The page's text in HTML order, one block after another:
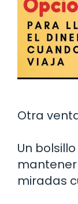
Otra
Un
miradas